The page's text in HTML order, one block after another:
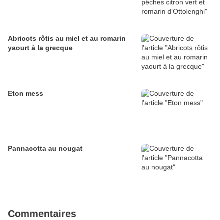
Abricots rôtis au miel et au romarin
yaourt à la grecque
Eton mess
Pannacotta au nougat
Commentaires